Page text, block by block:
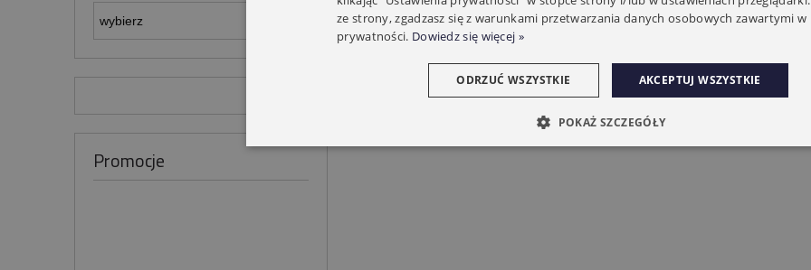
Promocje
ze strony, zgadzasz się z warunkami przetwarzania danych osobowych zawartymi
prywatności. Dowiedz się więcej »
AKCEPTUJ WSZYSTKIE
ODRZUĆ WSZYSTKIE
POKAŻ SZCZEGÓŁY